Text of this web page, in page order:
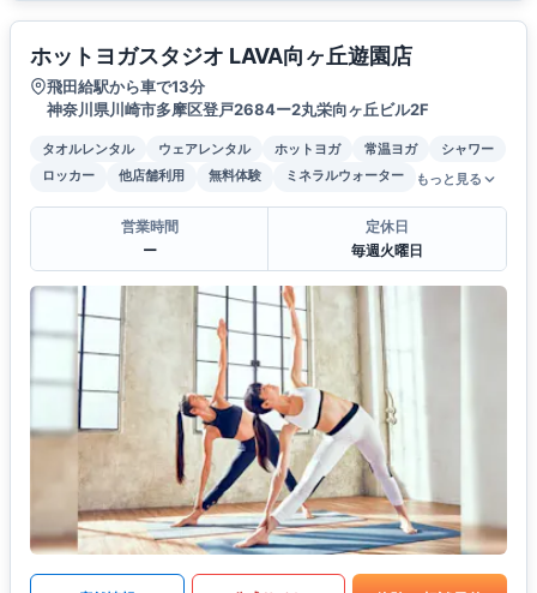
ホットヨガスタジオ LAVA向ヶ丘遊園店
飛田給駅から車で13分
神奈川県川崎市多摩区登戸2684ー2丸栄向ヶ丘ビル2F
タオルレンタル ウェアレンタル ホットヨガ 常温ヨガ
シャワー
ロッカー
他店舗利用 無料体験 ミネラルウォーター もっと見る
営業時間
ー
定休日
毎週火曜日